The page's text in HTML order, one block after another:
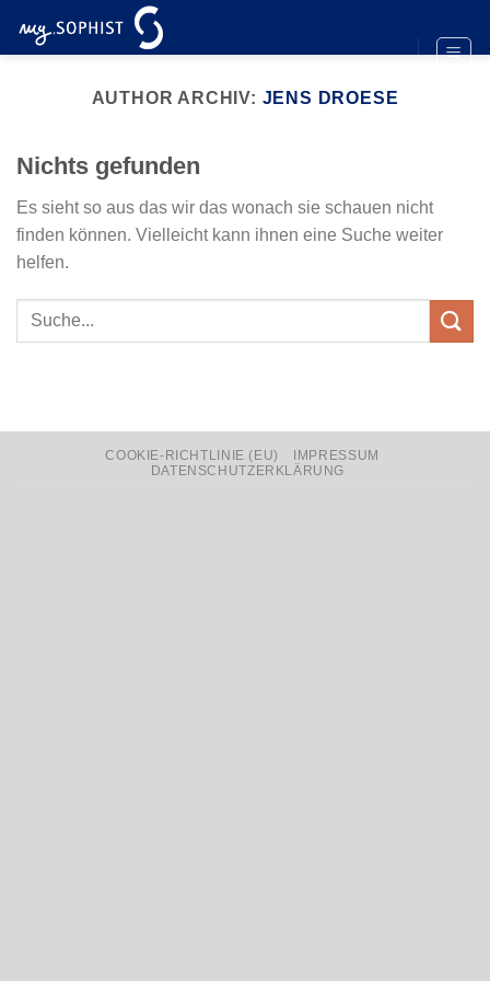
Inhalt
AUTHOR ARCHIV: JENS DROESE
Nichts gefunden
Es sieht so aus das wir das wonach sie schauen nicht
finden können. Vielleicht kann ihnen eine Suche weiter
helfen.
COOKIE-RICHTLINIE (EU)
IMPRESSUM
DATENSCHUTZERKLÄRUNG